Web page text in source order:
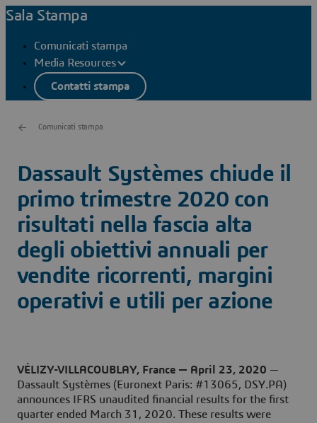
Sala Stampa
Comunicati stampa
Media Resources
Contatti stampa
Comunicati stampa
Dassault Systèmes chiude il
primo trimestre 2020 con
risultati nella fascia alta
degli obiettivi annuali per
vendite ricorrenti, margini
operativi e utili per azione
VÉLIZY-VILLACOUBLAY, France — April 23, 2020 —
Dassault Systèmes (Euronext Paris: #13065, DSY.PA)
announces IFRS unaudited financial results for the first
quarter ended March 31, 2020. These results were